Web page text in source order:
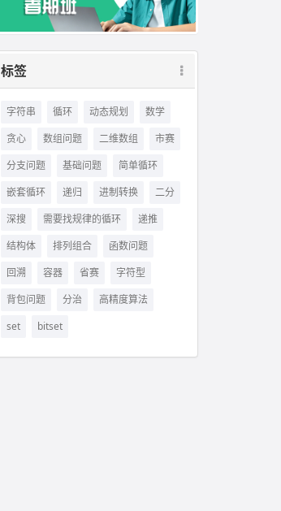
标签
字符串 循环 动态规划
数学
贪心
数组问题 二维数组
市赛
分支问题
基础问题
简单循环
嵌套循环
递归 进制转换
二分
深搜
需要找规律的循环
递推
结构体
排列组合
函数问题
回溯
容器 省赛
字符型
背包问题
分治
高精度算法
set
bitset